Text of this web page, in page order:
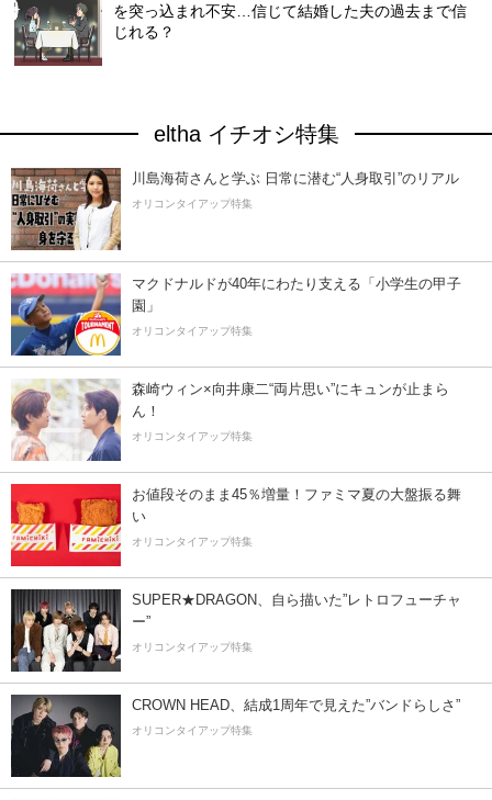
を突っ込まれ不安…信じて結婚した夫の過去まで信
じれる？
eltha イチオシ特集
川島海荷さんと学ぶ 日常に潜む“人身取引”のリアル
オリコンタイアップ特集
マクドナルドが40年にわたり支える「小学生の甲子
園」
オリコンタイアップ特集
森崎ウィン×向井康二“両片思い”にキュンが止まら
ん！
オリコンタイアップ特集
お値段そのまま45％増量！ファミマ夏の大盤振る舞
い
オリコンタイアップ特集
SUPER★DRAGON、自ら描いた”レトロフューチャ
ー”
オリコンタイアップ特集
CROWN HEAD、結成1周年で見えた”バンドらしさ”
オリコンタイアップ特集